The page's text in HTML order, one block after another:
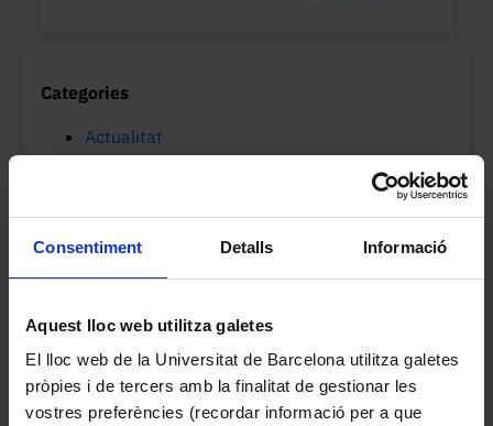
Consentiment Detalls Informació
Aquest lloc web utilitza galetes
El lloc web de la Universitat de Barcelona utilitza galetes
pròpies i de tercers amb la finalitat de gestionar les
vostres preferències (recordar informació per a que
Categories
Actualitat
Patrimoni cultural
Etiquetes
150è aniversari arxius biblioteques Biologia
catalogació centenari Cinema ciència col·leccions
patrimonials UB col·leccions